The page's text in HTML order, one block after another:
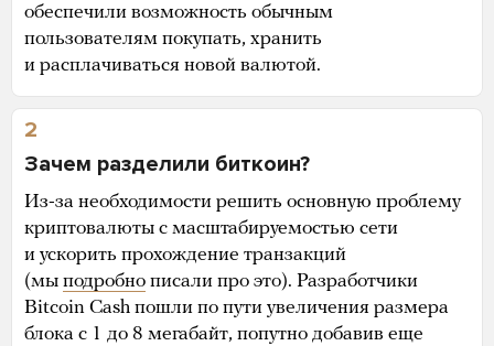
обеспечили возможность обычным
пользователям покупать, хранить
и расплачиваться новой валютой.
2
Зачем разделили биткоин?
Из-за необходимости решить основную проблему
криптовалюты с масштабируемостью сети
и ускорить прохождение транзакций
(мы подробно писали про это). Разработчики
Bitcoin Cash пошли по пути увеличения размера
блока с 1 до 8 мегабайт, попутно добавив еще